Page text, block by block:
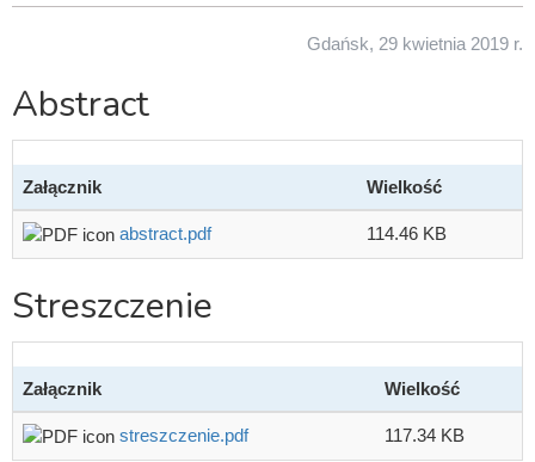
Gdańsk, 29 kwietnia 2019 r.
Abstract
Załącznik Wielkość
abstract.pdf 114.46 KB
Streszczenie
Załącznik Wielkość
streszczenie.pdf 117.34 KB